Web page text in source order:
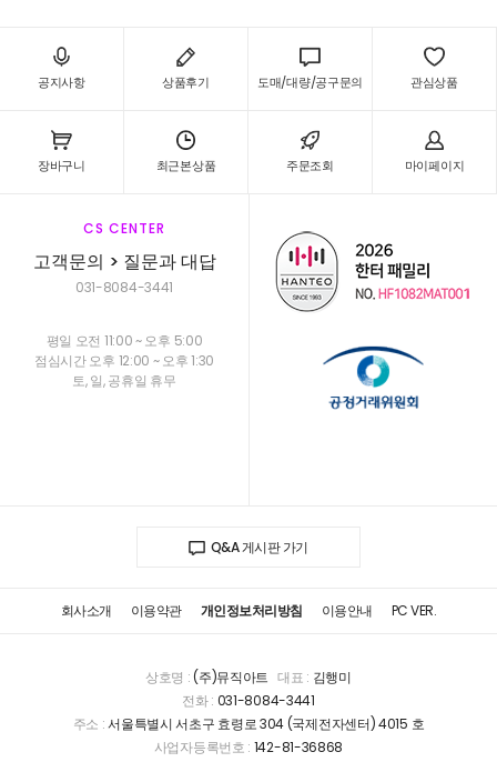
공지사항 상품후기 도매/대량/공구문의 관심상품
장바구니 최근본상품 주문조회 마이페이지
CS CENTER
고객문의 > 질문과 대답
031-8084-3441
평일 오전 11:00 ~ 오후 5:00
점심시간 오후 12:00 ~ 오후 1:30
토, 일, 공휴일 휴무
Q&A 게시판 가기
회사소개 이용약관 개인정보처리방침 이용안내 PC VER.
상호명 :(주)뮤직아트 대표 : 김행미
전화 : 031-8084-3441
주소 :서울특별시 서초구 효령로 304 (국제전자센터) 4015 호
사업자등록번호 : 142-81-36868